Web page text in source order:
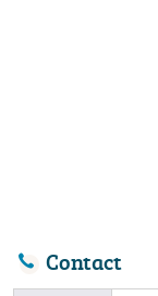
Contact